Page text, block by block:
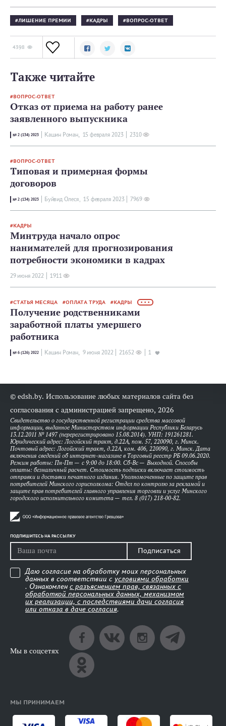
ЛИШЕНИЕ ПРЕМИИ КАДРЫ ВОПРОС-ОТВЕТ
4398
Также читайте
ВОПРОС-ОТВЕТ
Отказ от приема на работу ранее
заявленного выпускника
№ 2 (134) 2023 Кашин Роман, 15 февраля 2023 2310
ВОПРОС-ОТВЕТ
Типовая и примерная формы
договоров
№ 2 (134) 2023 Буйвид Олеся, 15 февраля 2023 7969
КАДРЫ
Минтруда начало опрос
нанимателей для прогнозирования
потребности экономики в кадрах
29 июня 2022 1911
СТАТЬЯ МЕСЯЦА ОПЛАТА ТРУДА КАДРЫ • • •
Получение родственниками
заработной платы умершего
работника
№ 6 (126) 2022 Кашин Роман, 9 июня 2022 21652 1
© edsh.by. Использование любых материалов сайта без
согласования с администрацией запрещено, 2026
Свидетельство о государственной регистрации средства массовой
информации, выданное Министерством информации Республики Беларусь
13.12.2011 № 1497 (перерегистрировано 15.08.2014). УНП: 191261281.
Юридический адрес: Логойский тракт, д.22А, пом. 57, 220090, г. Минск.
Почтовый адрес: Логойский тракт, д.22А, ком. 406, 220090, г. Минск. Дата
включения сведений об интернет-магазине в Торговый реестр РБ 09.06.2020.
Режим работы: Пн-Пт — с 9:00 до 18:00. Сб-Вс — Выходной. Способы
оплаты: безналичный расчет. Стоимость подписки включает стоимость
отправки и доставки печатного издания. Уполномоченные по защите прав
потребителей Минского горисполкома: Отдел по контролю за рекламой и
защите прав потребителей главного управления торговли и услуг Минского
городского исполнительного комитета — тел. 8 (017) 218-00-82.
ПОДПИШИТЕСЬ НА РАССЫЛКУ
Подписаться
Даю согласие на обработку моих персональных
данных в соответствии с условиями обработки
. Ознакомлен с разъяснением прав, связанных с
обработкой персональных данных, механизмом
их реализации, с последствиями дачи согласия
или отказа в даче согласия.
Мы в соцсетях
МЫ ПРИНИМАЕМ